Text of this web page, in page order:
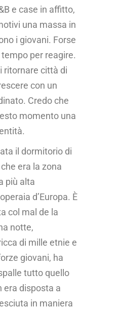
e case in affitto,
una massa in
i giovani. Forse
per reagire.
ritornare città di
con un
Credo che
momento una
il dormitorio di
era la zona
più alta
d’Europa. È
col mal de la
notte,
di mille etnie e
giovani, ha
tutto quello
era disposta a
in maniera